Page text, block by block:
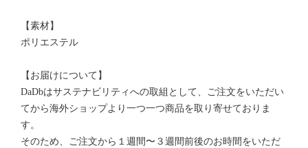
【素材】
ポリエステル
【お届けについて】
DaDbはサステナビリティへの取組として、ご注文をいただい
てから海外ショップより一つ一つ商品を取り寄せておりま
す。
そのため、ご注文から１週間〜３週間前後のお時間をいただ